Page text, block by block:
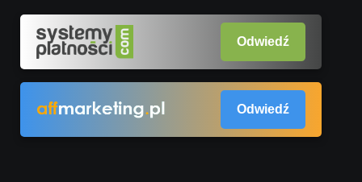
Odwiedź
Odwiedź